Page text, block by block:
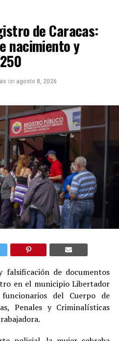
de Caracas:
nacimiento y
on agosto 8, 2026
falsificación de documentos
en el municipio Libertador
del Cuerpo de
Penales y Criminalísticas